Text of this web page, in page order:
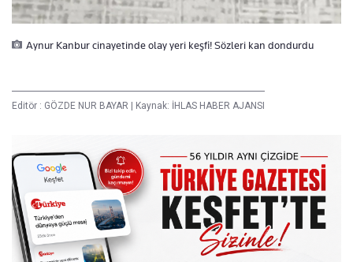
Aynur Kanbur cinayetinde olay yeri keşfi! Sözleri kan dondurdu
Editör : GÖZDE NUR BAYAR | Kaynak: İHLAS HABER AJANSI